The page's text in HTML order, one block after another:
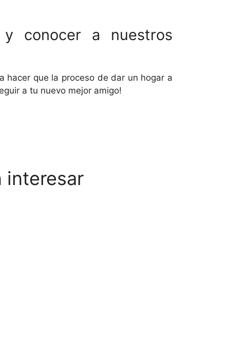
y conocer a nuestros
hacer que la proceso de dar un hogar a
a tu nuevo mejor amigo!
interesar